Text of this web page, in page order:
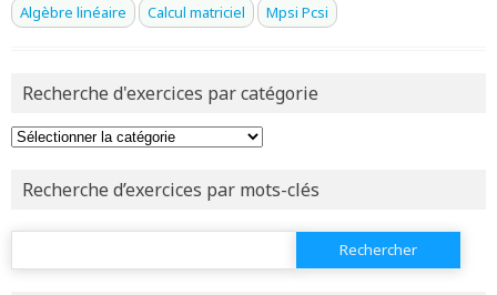
avoirune souscription active sur mathprepa
revenir àla page d'accueil
ou testerla page d'extraits libres
ou consulterle plan du site
Algèbre linéaire Calcul matriciel Mpsi Pcsi
Recherche d'exercices par catégorie
Recherche d’exercices par mots-clés
Rechercher :